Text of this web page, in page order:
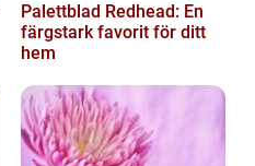
Palettblad Redhead: En
färgstark favorit för ditt
hem